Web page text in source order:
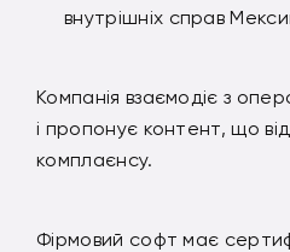
внутрішніх справ
Компанія взаємодіє з
і пропонує контент, що
комплаєнсу.
Фірмовий софт має